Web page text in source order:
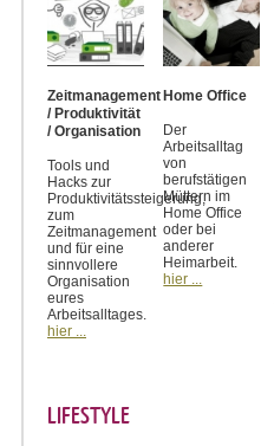
Zeitmanagement
/ Produktivität
/ Organisation
Tools und
Hacks zur
Produktivitätssteigerung,
zum
Zeitmanagement
und für eine
sinnvollere
Organisation
eures
Arbeitsalltages.
hier ...
Home Office
Der
Arbeitsalltag
von
berufstätigen
Müttern im
Home Office
oder bei
anderer
Heimarbeit.
hier ...
LIFESTYLE